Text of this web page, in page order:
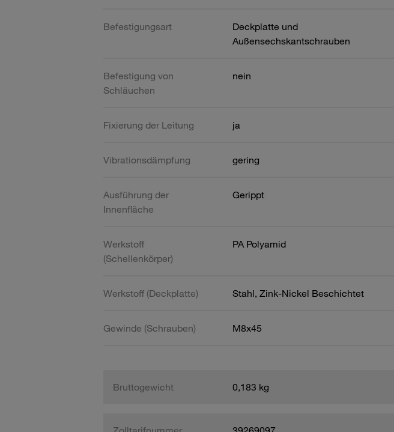
Befestigungsart
Deckplatte und
Außensechskantschrauben
Befestigung von
Schläuchen
nein
Fixierung der Leitung ja
Vibrationsdämpfung gering
Ausführung der
Innenfläche
Gerippt
Werkstoff
(Schellenkörper)
PA Polyamid
Werkstoff (Deckplatte) Stahl, Zink-Nickel Beschichtet
Gewinde (Schrauben) M8x45
Bruttogewicht 0,183 kg